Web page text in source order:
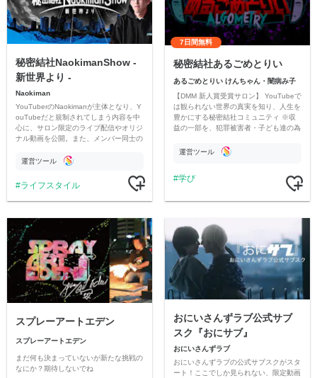
秘密結社NaokimanShow -
新世界より -
Naokiman
YouTuberのNaokimanが主体となり、Y
ouTubeだと規制されてしまう内容を中
心に、サロン限定のライブ配信やオリジ
ナル動画を公開。また、メンバー同士の
ただいています。
運営ツール
ライフスタイル
7日間無料
秘密結社あるごめとりい
あるごめとりい けんちゃん・闇病み子
【DMM 新人賞受賞サロン】 YouTubeで
は観られない世界の真実を知り、人生を
豊かにする秘密結社コミュニティ ※収
益の一部を、犯罪被害者・子ども達の為
す運営ツール
学び
スプレーアートエデン
スプレーアートエデン
まだ何も決まっていないが新たな挑戦の
なにか？期待しないでね
おにいさんずラブ公式サブ
スク『おにサブ』
おにいさんずラブ
おにいさんずラブの公式サブスクがスタ
ート！ここでしか見られない、限定動画